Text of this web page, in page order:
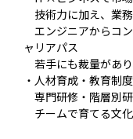
技術力に加え、業
エンジニアからコ
ャリアパス
若手にも裁量があ
・人材育成・教育制
専門研修・階層別
チームで育てる文